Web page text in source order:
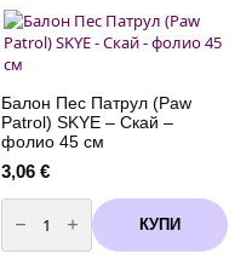
Patrol)
SKYE
Скай
фолио
75
см
Балон Пес Патрул (Paw
Patrol) SKYE – Скай –
фолио 45 см
3,06 €
количество
за
Балон
Пес
КУПИ